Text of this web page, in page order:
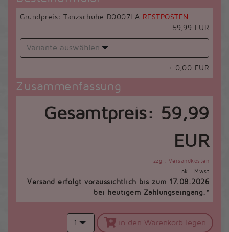
Grundpreis: Tanzschuhe D0007LA RESTPOSTEN
59,99 EUR
Variante auswählen
+ 0,00 EUR
Zusammenfassung
Gesamtpreis: 59,99
EUR
zzgl. Versandkosten
inkl. Mwst
Versand erfolgt voraussichtlich bis zum 17.08.2026
bei heutigem Zahlungseingang.*
1 in den Warenkorb legen